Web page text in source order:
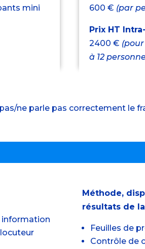
mini
600 € (par
Prix HT
2400 €
à 12
ne parle pas correctement le
information
Méthode,
résultats de
Feuilles de
Contrôle de